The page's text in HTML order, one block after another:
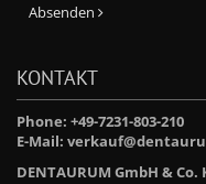
Absenden
KONTAKT
Phone: +49-7231-803-210
E-Mail:
DENTAURUM GmbH & Co.
We use cookies
We use cookies to analyze site